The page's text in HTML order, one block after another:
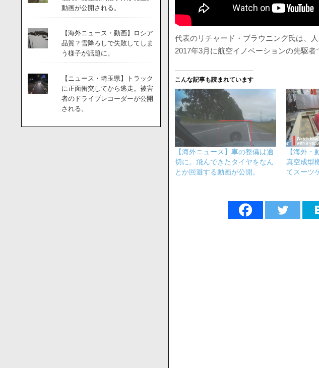
代表のリチャード・ブラウニング氏は、
2017年3月に航空イノベーションの先駆
こんな記事も読まれています
【海外ニュース】車の整備は適
切に。飛んできたタイヤをなん
とか回避する動画が公開。
【海外・
真空成型
てスーツ
動画が公開される。
【海外ニュース・動画】ロシア
品質？雪降ろしで失敗してしま
う様子が話題に。
【ニュース・埼玉県】トラック
に正面衝突してから逃走。被害
者のドライブレコーダーが公開
される。